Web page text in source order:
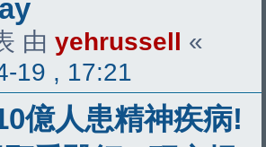
由 yehrussell «
19 , 17:21
億人患精神疾病!